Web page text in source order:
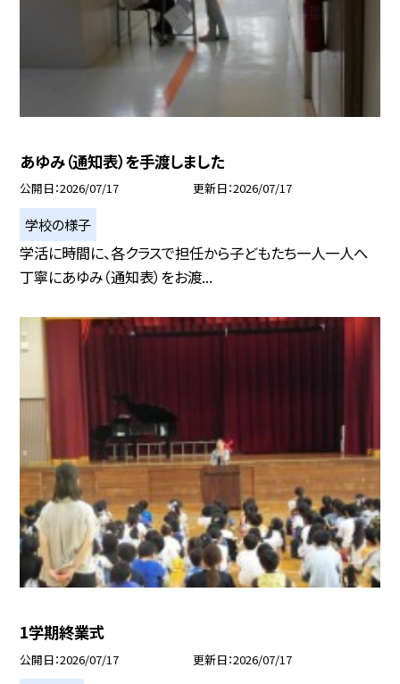
あゆみ（通知表）を手渡しました
公開日 2026/07/17 更新日 2026/07/17
学校の様子
学活に時間に、各クラスで担任から子どもたち一人一人へ
丁寧にあゆみ（通知表）をお渡...
1学期終業式
公開日 2026/07/17 更新日 2026/07/17